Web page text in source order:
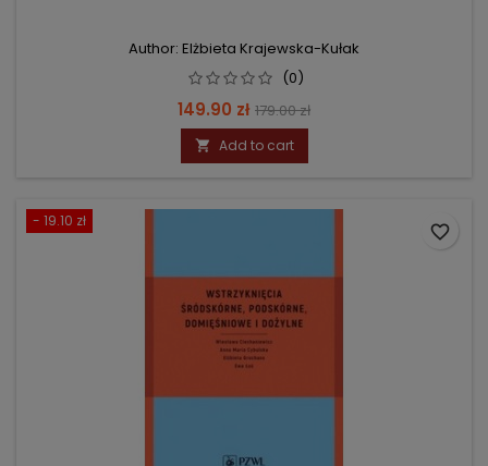
Author: Elżbieta Krajewska-Kułak
(0)
Price
149.90 zł Regular
price
179.00 zł
 Add to cart
- 19.10 zł
favorite_border